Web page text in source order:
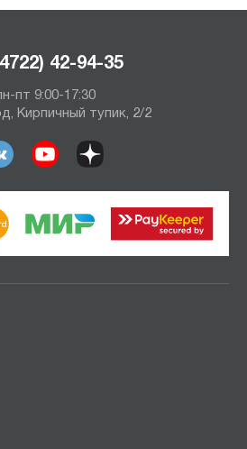
42-94-35
пт 9:00-17:30
Кирпичный тупик, 2/2